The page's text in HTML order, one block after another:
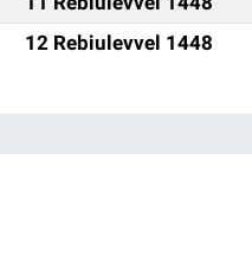
12 Rebiulevvel 1448